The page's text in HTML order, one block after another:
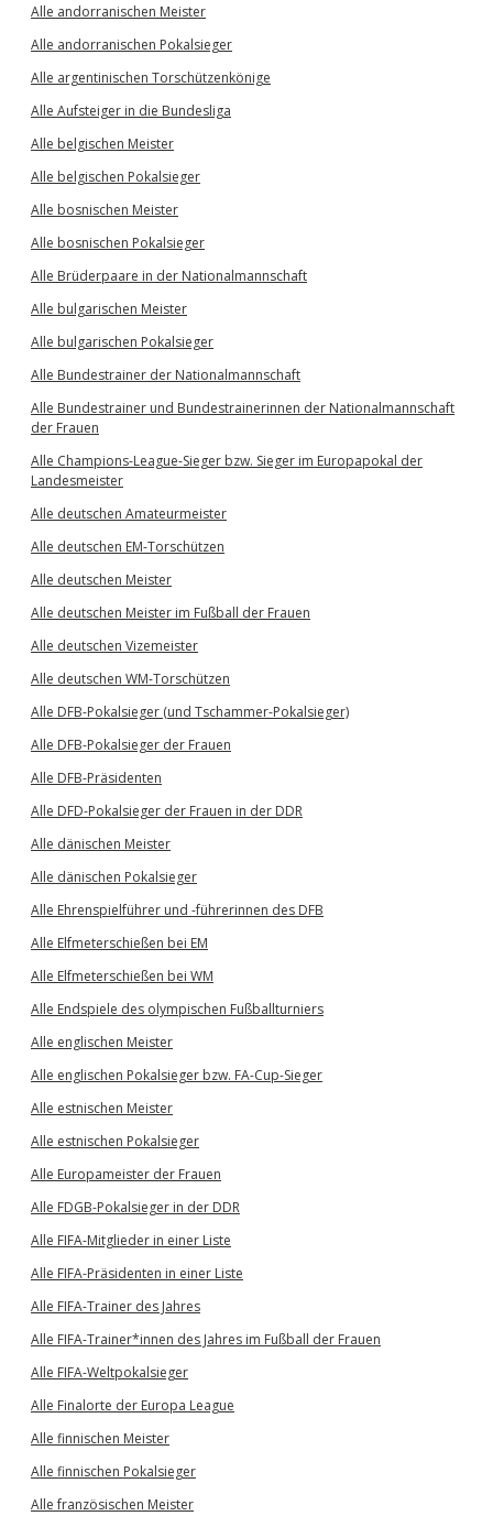
Alle andorranischen Meister
Alle andorranischen Pokalsieger
Alle argentinischen Torschützenkönige
Alle Aufsteiger in die Bundesliga
Alle belgischen Meister
Alle belgischen Pokalsieger
Alle bosnischen Meister
Alle bosnischen Pokalsieger
Alle Brüderpaare in der Nationalmannschaft
Alle bulgarischen Meister
Alle bulgarischen Pokalsieger
Alle Bundestrainer der Nationalmannschaft
Alle Bundestrainer und Bundestrainerinnen der Nationalmannschaft
der Frauen
Alle Champions-League-Sieger bzw. Sieger im Europapokal der
Landesmeister
Alle deutschen Amateurmeister
Alle deutschen EM-Torschützen
Alle deutschen Meister
Alle deutschen Meister im Fußball der Frauen
Alle deutschen Vizemeister
Alle deutschen WM-Torschützen
Alle DFB-Pokalsieger (und Tschammer-Pokalsieger)
Alle DFB-Pokalsieger der Frauen
Alle DFB-Präsidenten
Alle DFD-Pokalsieger der Frauen in der DDR
Alle dänischen Meister
Alle dänischen Pokalsieger
Alle Ehrenspielführer und -führerinnen des DFB
Alle Elfmeterschießen bei EM
Alle Elfmeterschießen bei WM
Alle Endspiele des olympischen Fußballturniers
Alle englischen Meister
Alle englischen Pokalsieger bzw. FA-Cup-Sieger
Alle estnischen Meister
Alle estnischen Pokalsieger
Alle Europameister der Frauen
Alle FDGB-Pokalsieger in der DDR
Alle FIFA-Mitglieder in einer Liste
Alle FIFA-Präsidenten in einer Liste
Alle FIFA-Trainer des Jahres
Alle FIFA-Trainer*innen des Jahres im Fußball der Frauen
Alle FIFA-Weltpokalsieger
Alle Finalorte der Europa League
Alle finnischen Meister
Alle finnischen Pokalsieger
Alle französischen Meister